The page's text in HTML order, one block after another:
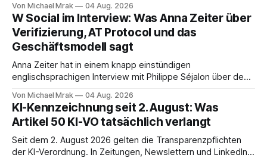
Ende eine Zusammenfassung samt Aufgabenliste. Das
funktioniert gut. Die Frage, die regelmäßig untergeht, lautet:
Wo genau liegt das Audio, wer verarbeitet es und unter
welcher Rechtsgrundlage? Es gibt
Von Michael Mrak 04 Aug. 2026
W Social im Interview: Was Anna Zeiter über
Verifizierung, AT Protocol und das
Geschäftsmodell sagt
Anna Zeiter hat in einem knapp einstündigen
englischsprachigen Interview mit Philippe Séjalon über den
über zehn Jahre Datenschutzbeauftragte bei eBay und hat
zum Thema Meinungsfreiheit promoviert. Das Gespräch ist
inhaltlich dichter als die meisten Kurzinterviews zum Thema
und beantwortet einige Fragen,
Von Michael Mrak 04 Aug. 2026
KI-Kennzeichnung seit 2. August: Was
Artikel 50 KI-VO tatsächlich verlangt
Seit dem 2. August 2026 gelten die Transparenzpflichten
der KI-Verordnung. In Zeitungen, Newslettern und LinkedIn-